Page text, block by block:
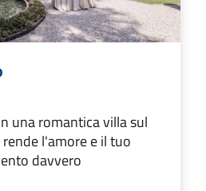
una romantica villa sul
l'amore e il tuo
davvero